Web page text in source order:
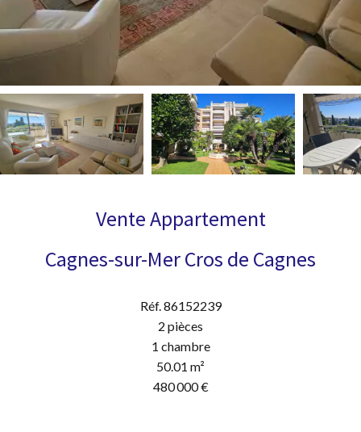
Vente Appartement
Cagnes-sur-Mer Cros de Cagnes
Réf. 86152239
2 pièces
1 chambre
50.01 m²
480 000 €